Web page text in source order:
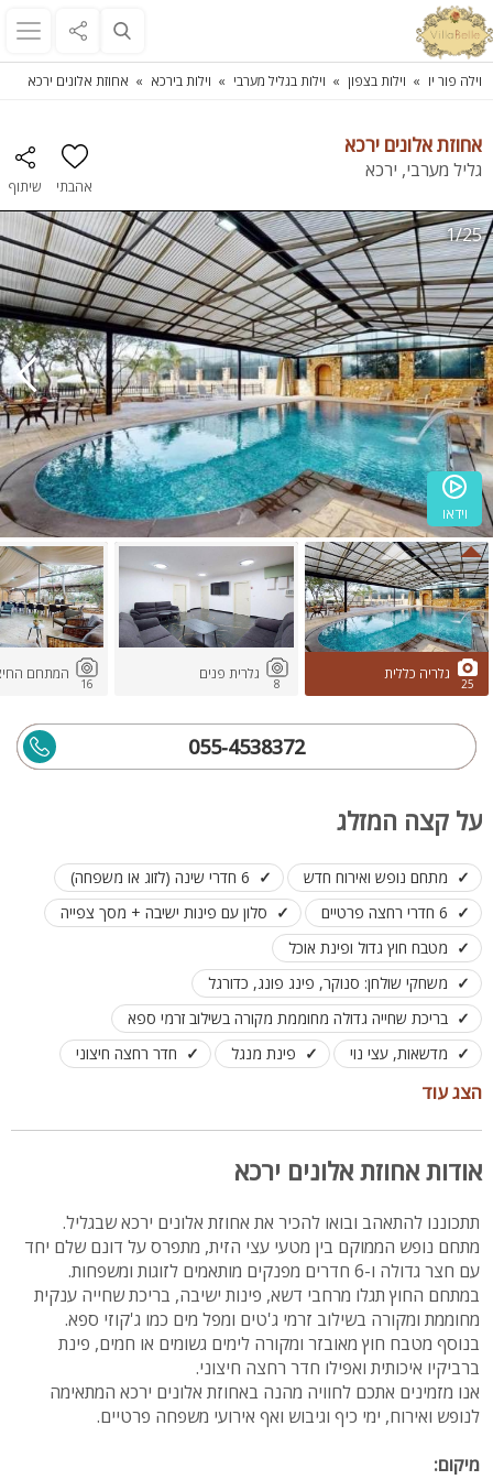
וילה פור יו וילות בצפון וילות בגליל מערבי וילות בירכא אחוזת אלונים ירכא
אחוזת אלונים ירכא
גליל מערבי, ירכא
אהבתי שיתוף
וידאו
1/25
25
גלריה כללית
8
גלרית פנים
16
המתחם
055-4538372
על קצה המזלג
מתחם נופש ואירוח חדש
6 חדרי שינה (לזוג או משפחה)
6 חדרי רחצה פרטיים
סלון עם פינות ישיבה + מסך צפייה
מטבח חוץ גדול ופינת אוכל
משחקי שולחן: סנוקר, פינג פונג, כדורגל
בריכת שחייה גדולה מחוממת מקורה בשילוב זרמי ספא
מדשאות, עצי נוי
פינת מנגל
חדר רחצה חיצוני
לנופש ולינה עד 30 אורחים, לאירועים עד 400 אורחיםהצג עוד
אודות אחוזת אלונים ירכא
תתכוננו להתאהב ובואו להכיר את אחוזת אלונים ירכא שבגליל.
מתחם נופש הממוקם בין מטעי עצי הזית, מתפרס על דונם שלם יחד
עם חצר גדולה ו-6 חדרים מפנקים מותאמים לזוגות ומשפחות.
במתחם החוץ תגלו מרחבי דשא, פינות ישיבה, בריכת שחייה ענקית
מחוממת ומקורה בשילוב זרמי ג'טים ומפל מים כמו ג'קוזי ספא.
בנוסף מטבח חוץ מאובזר ומקורה לימים גשומים או חמים, פינת
ברביקיו איכותית ואפילו חדר רחצה חיצוני.
אנו מזמינים אתכם לחוויה מהנה באחוזת אלונים ירכא המתאימה
לנופש ואירוח, ימי כיף וגיבוש ואף אירועי משפחה פרטיים.
מיקום: